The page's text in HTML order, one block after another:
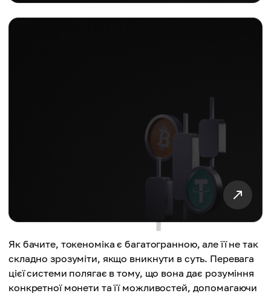
Як бачите, токеноміка є багатогранною, але її не так
складно зрозуміти, якщо вникнути в суть. Перевага
цієї системи полягає в тому, що вона дає розуміння
конкретної монети та її можливостей, допомагаючи